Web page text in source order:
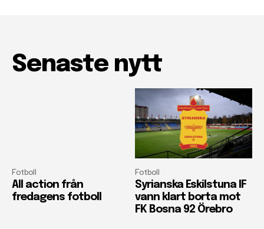
Senaste nytt
Fotboll
All action från
fredagens fotboll
Fotboll
Syrianska Eskilstuna IF
vann klart borta mot
FK Bosna 92 Örebro